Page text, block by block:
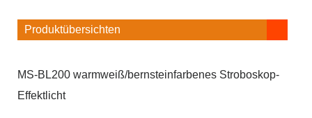
Produktübersichten
MS-BL200 warmweiß/bernsteinfarbenes Stroboskop-
Effektlicht